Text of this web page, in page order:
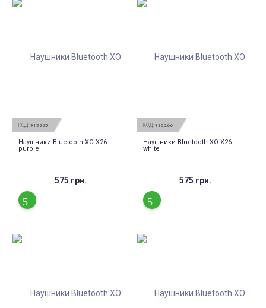
КОД: 915265
Наушники Bluetooth XO X26
purple
575 грн.
КОД: 915266
Наушники Bluetooth XO X26
white
575 грн.